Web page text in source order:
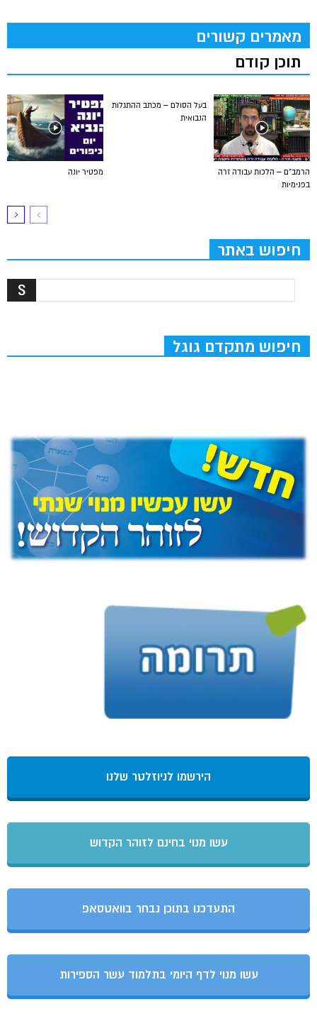
מאמרים קשורים
תוכן קודם
מפטיר יונה
בעל הסולם – מכתב ההתגלות
הנבואית
הרמב”ם – הלכות עבודה זרה
בפנימיות
חיפוש באתר
חיפוש מתקדם גוגל
הירשמו לניוזלטר שלנו
עשו מנוי בחינם לזוהר הקדוש
התעדכנו בתוכן נבחר בוואטסאפ
עשו מנוי לדף היומי בתלמוד עשר הספירות